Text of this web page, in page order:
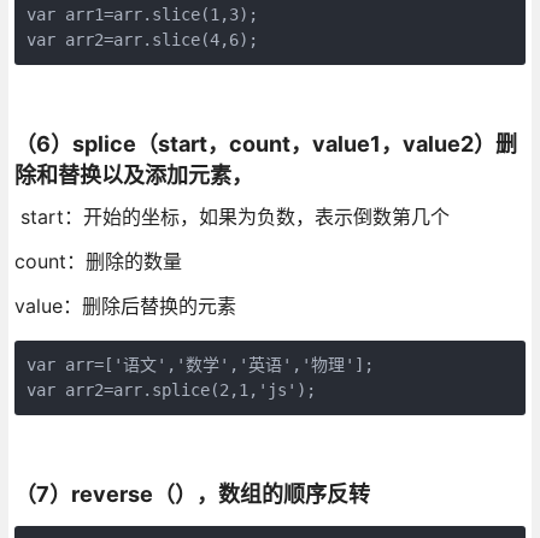
var arr1=arr.slice(1,3);
var arr2=arr.slice(4,6);
（6）splice（start，count，value1，value2）删
除和替换以及添加元素，
start：开始的坐标，如果为负数，表示倒数第几个
count：删除的数量
value：删除后替换的元素
var arr=['语文','数学','英语','物理'];
var arr2=arr.splice(2,1,'js');
（7）reverse（），数组的顺序反转